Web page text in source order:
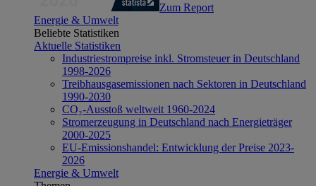
Zum Report
Energie & Umwelt
Beliebte Statistiken
Aktuelle Statistiken
Industriestrompreise inkl. Stromsteuer in Deutschland
1998-2026
Treibhausgasemissionen nach Sektoren in Deutschland
1990-2030
CO₂-Ausstoß weltweit 1960-2024
Stromerzeugung in Deutschland nach Energieträger
2000-2025
EU-Emissionshandel: Entwicklung der Preise 2023-
2026
Energie & Umwelt